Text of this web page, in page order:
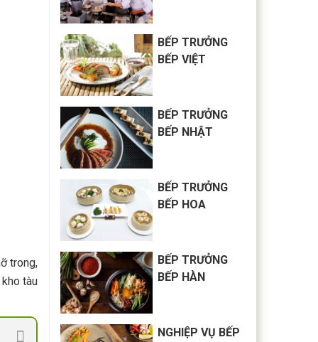
trong,
tàu
BẾP TRƯỞNG
BẾP VIỆT
BẾP TRƯỞNG
BẾP NHẬT
BẾP TRƯỞNG
BẾP HOA
BẾP TRƯỞNG
BẾP HÀN
NGHIỆP VỤ BẾP